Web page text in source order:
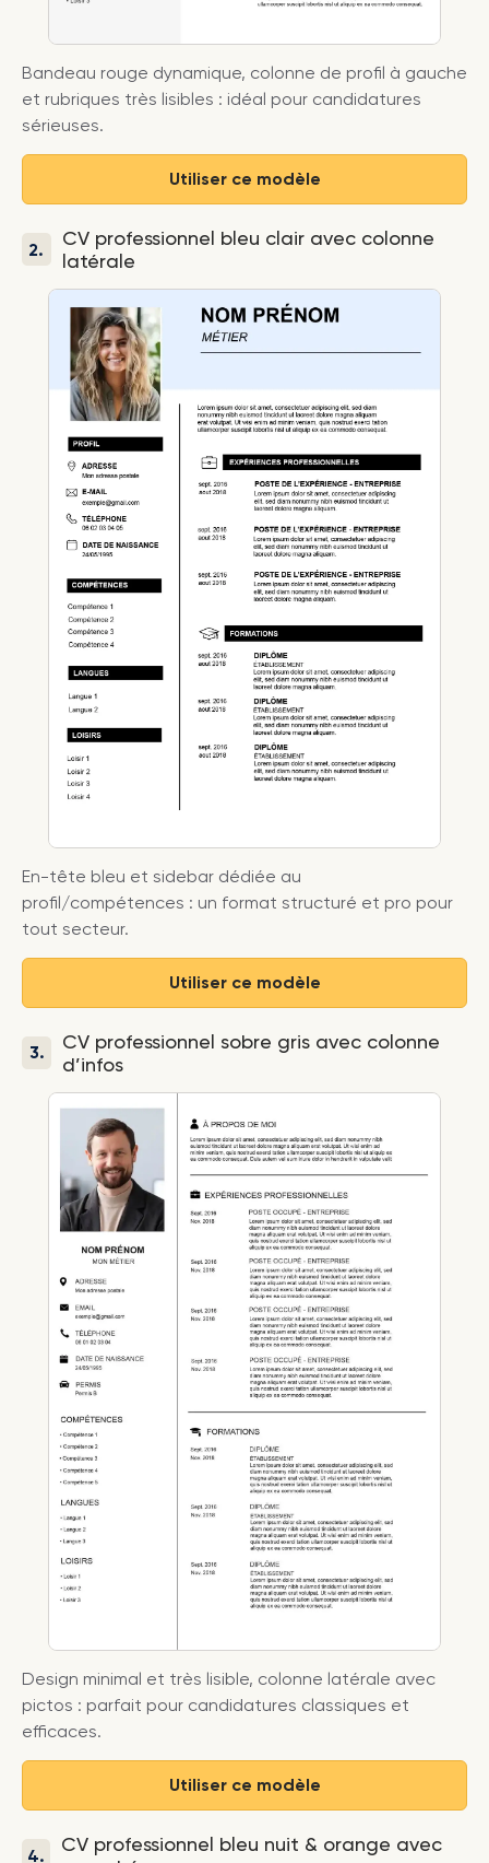
Bandeau rouge dynamique, colonne de profil à gauche
et rubriques très lisibles : idéal pour candidatures
sérieuses.
Utiliser ce modèle
2.
CV professionnel bleu clair avec colonne
latérale
En-tête bleu et sidebar dédiée au
profil/compétences : un format structuré et pro pour
tout secteur.
Utiliser ce modèle
3.
CV professionnel sobre gris avec colonne
d’infos
Design minimal et très lisible, colonne latérale avec
pictos : parfait pour candidatures classiques et
efficaces.
Utiliser ce modèle
4.
CV professionnel bleu nuit & orange avec